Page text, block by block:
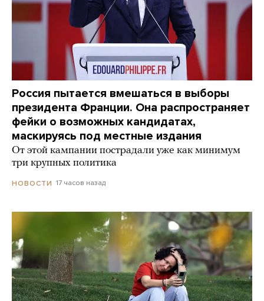
Россия пытается вмешаться в выборы
президента Франции. Она распространяет
фейки о возможных кандидатах,
маскируясь под местные издания
От этой кампании пострадали уже как минимум
три крупных политика
НОВОСТИ 17 часов назад